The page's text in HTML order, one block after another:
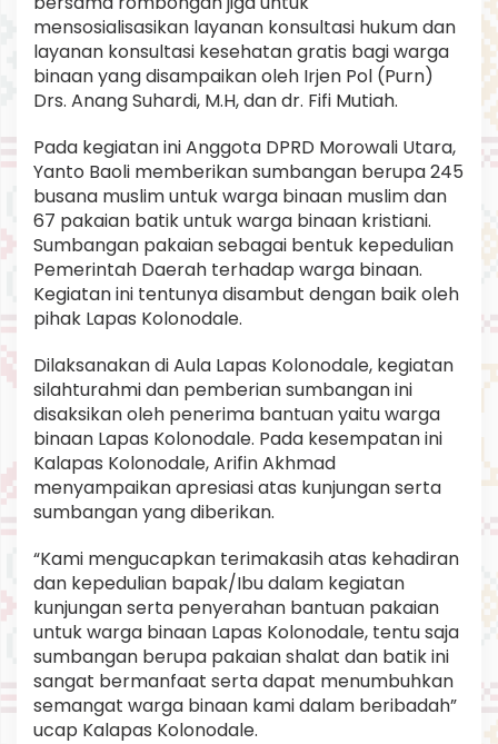
mensosialisasikan layanan konsultasi hukum dan
layanan konsultasi kesehatan gratis bagi warga
binaan yang disampaikan oleh Irjen Pol (Purn)
Drs. Anang Suhardi, M.H, dan dr. Fifi Mutiah.
Pada kegiatan ini Anggota DPRD Morowali Utara,
Yanto Baoli memberikan sumbangan berupa 245
busana muslim untuk warga binaan muslim dan
67 pakaian batik untuk warga binaan kristiani.
Sumbangan pakaian sebagai bentuk kepedulian
Pemerintah Daerah terhadap warga binaan.
Kegiatan ini tentunya disambut dengan baik oleh
pihak Lapas Kolonodale.
Dilaksanakan di Aula Lapas Kolonodale, kegiatan
silahturahmi dan pemberian sumbangan ini
disaksikan oleh penerima bantuan yaitu warga
binaan Lapas Kolonodale. Pada kesempatan ini
Kalapas Kolonodale, Arifin Akhmad
menyampaikan apresiasi atas kunjungan serta
sumbangan yang diberikan.
“Kami mengucapkan terimakasih atas kehadiran
dan kepedulian bapak/Ibu dalam kegiatan
kunjungan serta penyerahan bantuan pakaian
untuk warga binaan Lapas Kolonodale, tentu saja
sumbangan berupa pakaian shalat dan batik ini
sangat bermanfaat serta dapat menumbuhkan
semangat warga binaan kami dalam beribadah”
ucap Kalapas Kolonodale.